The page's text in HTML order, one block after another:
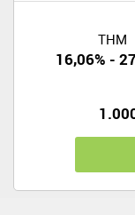
THM
16,06% -